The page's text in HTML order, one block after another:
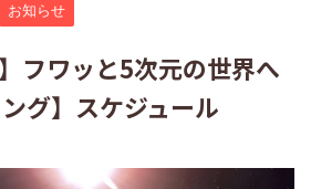
お知らせ
フワッと5次元の世界へ
グ】スケジュール